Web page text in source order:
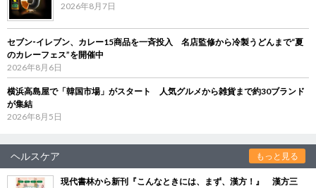
2026年8月7日
セブン‐イレブン、カレー15商品を一斉投入 名店監修から冷製うどんまで“夏
のカレーフェス”を開催中
2026年8月6日
横浜高島屋で「韓国市場」がスタート 人気グルメから雑貨まで約30ブランド
が集結
2026年8月5日
ヘルスケア もっと見る
現代書林から新刊『こんなときには、まず、漢方！』 漢方三